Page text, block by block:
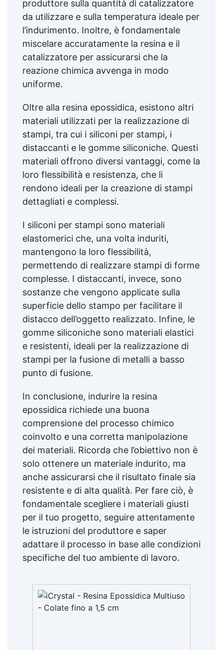
produttore sulla quantità di catalizzatore
da utilizzare e sulla temperatura ideale per
l’indurimento. Inoltre, è fondamentale
miscelare accuratamente la resina e il
catalizzatore per assicurarsi che la
reazione chimica avvenga in modo
uniforme.
Oltre alla resina epossidica, esistono altri
materiali utilizzati per la realizzazione di
stampi, tra cui i siliconi per stampi, i
distaccanti e le gomme siliconiche. Questi
materiali offrono diversi vantaggi, come la
loro flessibilità e resistenza, che li
rendono ideali per la creazione di stampi
dettagliati e complessi.
I siliconi per stampi sono materiali
elastomerici che, una volta induriti,
mantengono la loro flessibilità,
permettendo di realizzare stampi di forme
complesse. I distaccanti, invece, sono
sostanze che vengono applicate sulla
superficie dello stampo per facilitare il
distacco dell’oggetto realizzato. Infine, le
gomme siliconiche sono materiali elastici
e resistenti, ideali per la realizzazione di
stampi per la fusione di metalli a basso
punto di fusione.
In conclusione, indurire la resina
epossidica richiede una buona
comprensione del processo chimico
coinvolto e una corretta manipolazione
dei materiali. Ricorda che l’obiettivo non è
solo ottenere un materiale indurito, ma
anche assicurarsi che il risultato finale sia
resistente e di alta qualità. Per fare ciò, è
fondamentale scegliere i materiali giusti
per il tuo progetto, seguire attentamente
le istruzioni del produttore e saper
adattare il processo in base alle condizioni
specifiche del tuo ambiente di lavoro.